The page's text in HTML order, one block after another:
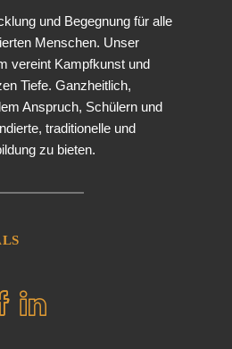
und Begegnung für alle
Menschen. Unser
vereint Kampfkunst und
Tiefe. Ganzheitlich,
Anspruch, Schülern und
traditionelle und
zu bieten.